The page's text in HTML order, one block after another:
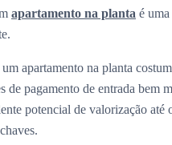
apartamento na planta é uma
apartamento na planta
de pagamento de entrada bem
potencial de valorização até